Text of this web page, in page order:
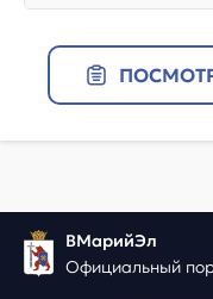
ВМарийЭл
Официальный